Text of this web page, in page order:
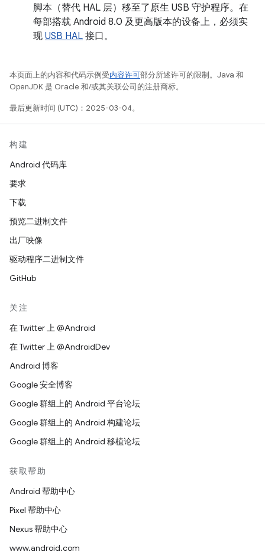
脚本（替代 HAL 层）移至了原生 USB 守护程序。在
每部搭载 Android 8.0 及更高版本的设备上，必须实
现 USB HAL 接口。
本页面上的内容和代码示例受内容许可部分所述许可的限制。Java 和
OpenJDK 是 Oracle 和/或其关联公司的注册商标。
最后更新时间 (UTC)：2025-03-04。
构建
Android 代码库
要求
下载
预览二进制文件
出厂映像
驱动程序二进制文件
GitHub
关注
在 Twitter 上 @Android
在 Twitter 上 @AndroidDev
Android 博客
Google 安全博客
Google 群组上的 Android 平台论坛
Google 群组上的 Android 构建论坛
Google 群组上的 Android 移植论坛
获取帮助
Android 帮助中心
Pixel 帮助中心
Nexus 帮助中心
www.android.com